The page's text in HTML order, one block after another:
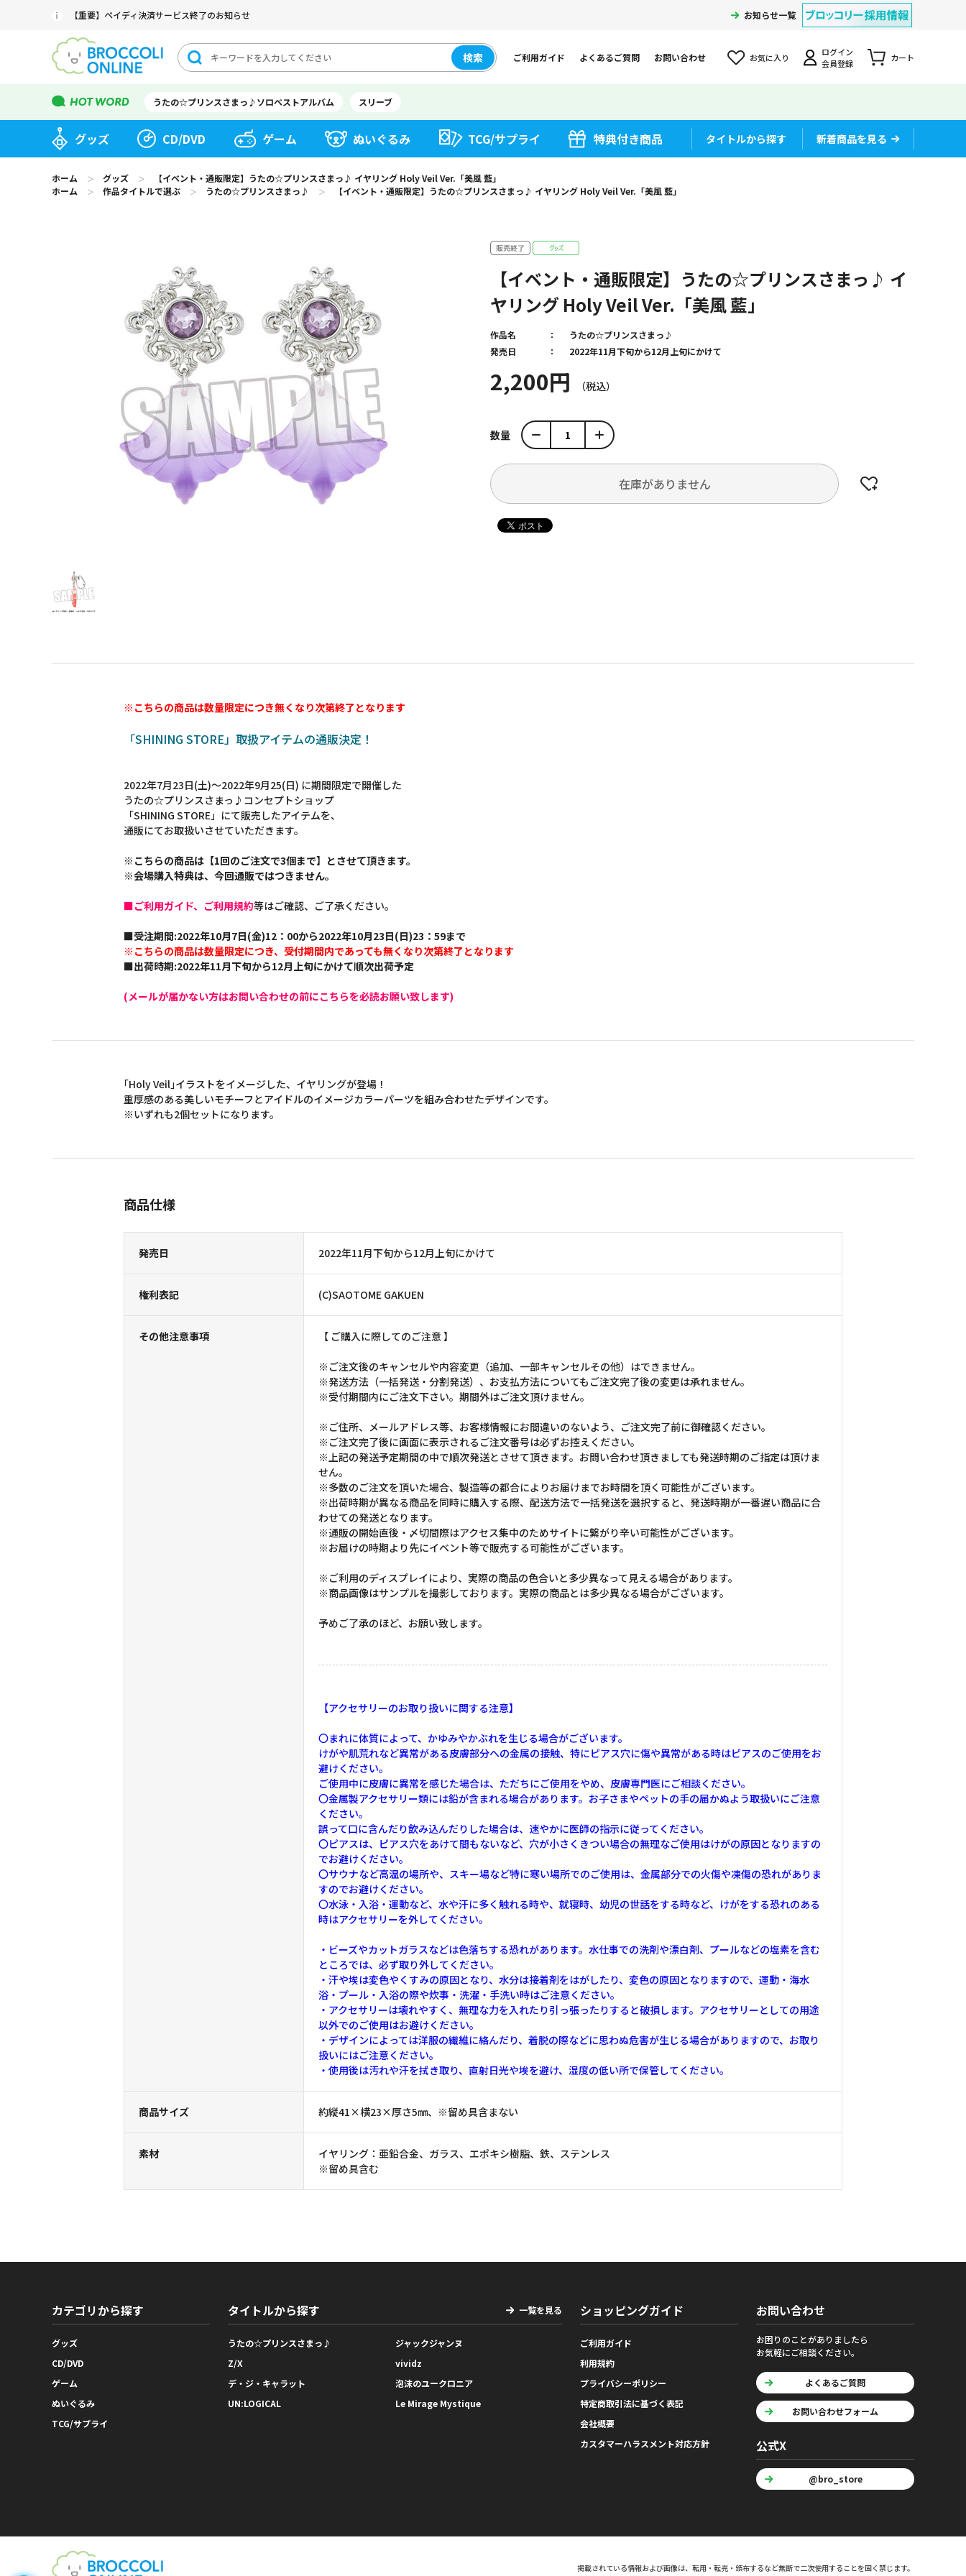
【重要】ペイディ決済サービス終了のお知らせ お知らせ一覧
検索 ご利用ガイド よくあるご質問 お問い合わせ お気に入り
ログイン
会員登録
カート
うたの☆プリンスさまっ♪ソロベストアルバム スリーブ
グッズ CD/DVD ゲーム ぬいぐるみ TCG/サプライ 特典付き商品 タイトルから探す 新着商品を見る
ホーム ＞ グッズ ＞
【イベント・通販限定】うたの☆プリンスさまっ♪ イヤリング Holy Veil Ver.「美風 藍」
ホーム
＞ 作品タイトルで選ぶ ＞ うたの☆プリンスさまっ♪ ＞ 【イベント・通販限定】うたの☆プリンスさまっ♪ イヤリング Holy Veil Ver.「美風 藍」
【イベント・通販限定】うたの☆プリンスさまっ♪ イ
ヤリング Holy Veil Ver.「美風 藍」
2,200円
作品名
うたの☆プリンスさまっ♪
発売日
2022年11月下旬から12月上旬にかけて
数量
在庫がありません
※こちらの商品は数量限定につき無くなり次第終了となります
「SHINING STORE」取扱アイテムの通販決定！
2022年7月23日(土)～2022年9月25(日) に期間限定で開催した
うたの☆プリンスさまっ♪コンセプトショップ
「SHINING STORE」にて販売したアイテムを、
通販にてお取扱いさせていただきます。
※こちらの商品は【1回のご注文で3個まで】とさせて頂きます。
※会場購入特典は、今回通販ではつきません。
■ご利用ガイド、ご利用規約等はご確認、ご了承ください。
■受注期間:2022年10月7日(金)12：00から2022年10月23日(日)23：59まで
※こちらの商品は数量限定につき、受付期間内であっても無くなり次第終了となります
■出荷時期:2022年11月下旬から12月上旬にかけて順次出荷予定
(メールが届かない方はお問い合わせの前にこちらを必読お願い致します)
｢Holy Veil｣イラストをイメージした、イヤリングが登場！
重厚感のある美しいモチーフとアイドルのイメージカラーパーツを組み合わせたデザインです。
※いずれも2個セットになります。
商品仕様
発売日 2022年11月下旬から12月上旬にかけて
権利表記 (C)SAOTOME GAKUEN
その他注意事項 【 ご購入に際してのご注意 】
※ご注文後のキャンセルや内容変更（追加、一部キャンセルその他）はできません。
※発送方法（一括発送・分割発送）、お支払方法についてもご注文完了後の変更は承れません。
※受付期間内にご注文下さい。期間外はご注文頂けません。
※ご住所、メールアドレス等、お客様情報にお間違いのないよう、ご注文完了前に御確認ください。
※ご注文完了後に画面に表示されるご注文番号は必ずお控えください。
※上記の発送予定期間の中で順次発送とさせて頂きます。お問い合わせ頂きましても発送時期のご指定は頂けま
せん。
※多数のご注文を頂いた場合、製造等の都合によりお届けまでお時間を頂く可能性がございます。
※出荷時期が異なる商品を同時に購入する際、配送方法で一括発送を選択すると、発送時期が一番遅い商品に合
わせての発送となります。
※通販の開始直後・〆切間際はアクセス集中のためサイトに繋がり辛い可能性がございます。
※お届けの時期より先にイベント等で販売する可能性がございます。
※ご利用のディスプレイにより、実際の商品の色合いと多少異なって見える場合があります。
※商品画像はサンプルを撮影しております。実際の商品とは多少異なる場合がございます。
予めご了承のほど、お願い致します。
【アクセサリーのお取り扱いに関する注意】
〇まれに体質によって、かゆみやかぶれを生じる場合がございます。
けがや肌荒れなど異常がある皮膚部分への金属の接触、特にピアス穴に傷や異常がある時はピアスのご使用をお
避けください。
ご使用中に皮膚に異常を感じた場合は、ただちにご使用をやめ、皮膚専門医にご相談ください。
〇金属製アクセサリー類には鉛が含まれる場合があります。お子さまやペットの手の届かぬよう取扱いにご注意
ください。
誤って口に含んだり飲み込んだりした場合は、速やかに医師の指示に従ってください。
〇ピアスは、ピアス穴をあけて間もないなど、穴が小さくきつい場合の無理なご使用はけがの原因となりますの
でお避けください。
〇サウナなど高温の場所や、スキー場など特に寒い場所でのご使用は、金属部分での火傷や凍傷の恐れがありま
すのでお避けください。
〇水泳・入浴・運動など、水や汗に多く触れる時や、就寝時、幼児の世話をする時など、けがをする恐れのある
時はアクセサリーを外してください。
・ビーズやカットガラスなどは色落ちする恐れがあります。水仕事での洗剤や漂白剤、プールなどの塩素を含む
ところでは、必ず取り外してください。
・汗や埃は変色やくすみの原因となり、水分は接着剤をはがしたり、変色の原因となりますので、運動・海水
浴・プール・入浴の際や炊事・洗濯・手洗い時はご注意ください。
・アクセサリーは壊れやすく、無理な力を入れたり引っ張ったりすると破損します。アクセサリーとしての用途
以外でのご使用はお避けください。
・デザインによっては洋服の繊維に絡んだり、着脱の際などに思わぬ危害が生じる場合がありますので、お取り
扱いにはご注意ください。
・使用後は汚れや汗を拭き取り、直射日光や埃を避け、湿度の低い所で保管してください。
商品サイズ 約縦41×横23×厚さ5㎜、※留め具含まない
素材
イヤリング：亜鉛合金、ガラス、エポキシ樹脂、鉄、ステンレス
※留め具含む
カテゴリから探す
グッズ
CD/DVD
ゲーム
ぬいぐるみ
TCG/サプライ
タイトルから探す 一覧を見る
うたの☆プリンスさまっ♪
ジャックジャンヌ
Z/X
vividz
デ・ジ・キャラット
泡沫のユークロニア
UN:LOGICAL
Le Mirage Mystique
ショッピングガイド
ご利用ガイド
利用規約
プライバシーポリシー
特定商取引法に基づく表記
会社概要
カスタマーハラスメント対応方針
お問い合わせ
お困りのことがありましたら
お気軽にご相談ください。
よくあるご質問
お問い合わせフォーム
公式X
@bro_store
掲載されている情報および画像は、転用・転売・頒布するなど無断で二次使用することを固く禁じます。